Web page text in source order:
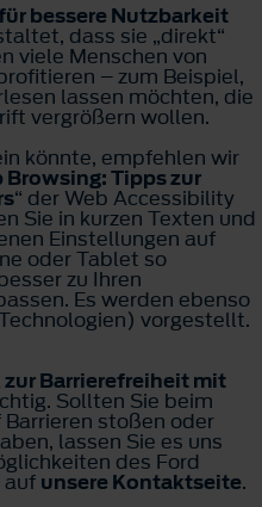
bessere Nutzbarkeit
dass sie „direkt“
viele Menschen von
– zum Beispiel,
lassen möchten, die
vergrößern wollen.
könnte, empfehlen wir
Browsing: Tipps zur
“ der Web Accessibility
Sie in kurzen Texten und
Einstellungen auf
oder Tablet so
zu Ihren
Es werden ebenso
vorgestellt.
zur Barrierefreiheit mit
Sollten Sie beim
stoßen oder
lassen Sie es uns
des Ford
auf unsere Kontaktseite.